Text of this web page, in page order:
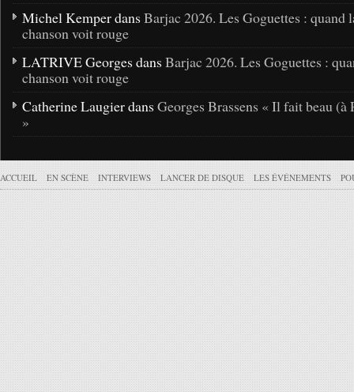
Michel Kemper dans Barjac 2026. Les Goguettes : quand
chanson voit rouge
LATRIVE Georges dans Barjac 2026. Les Goguettes :
chanson voit rouge
Catherine Laugier dans Georges Brassens « Il fait beau (à
»
ACCUEIL EN SCÈNE INTERVIEWS LANCER DE DISQUE LES ÉVÉNEMENTS